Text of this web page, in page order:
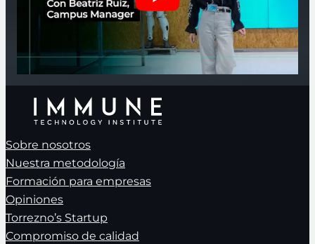
Sobre nosotros
Nuestra metodología
Formación para empresas
Opiniones
Torrezno’s Startup
Compromiso de calidad